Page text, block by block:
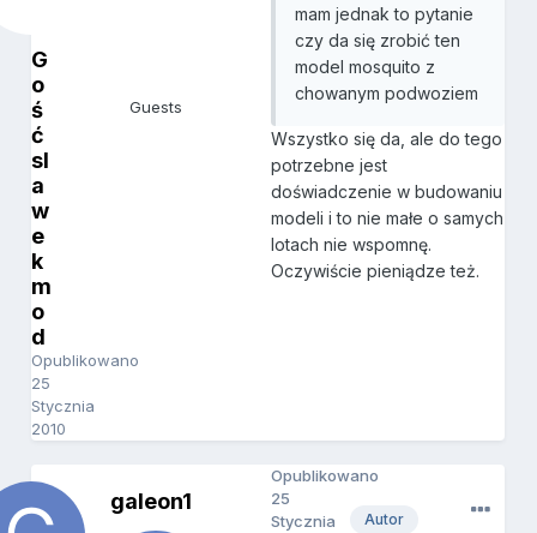
G
o
ś
ć
sl
a
w
e
k
m
o
d
Opublikowano
25
Stycznia
2010
Guests
mam jednak to pytanie
czy da się zrobić ten
model mosquito z
chowanym podwoziem
Wszystko się da, ale do tego
potrzebne jest
doświadczenie w budowaniu
modeli i to nie małe o samych
lotach nie wspomnę.
Oczywiście pieniądze też.
galeon1
Autor
Opublikowano
25
Stycznia